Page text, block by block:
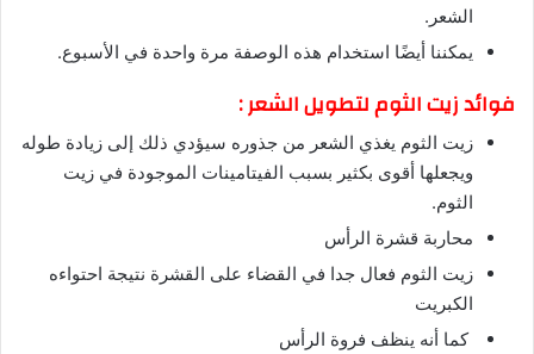
الشعر.
يمكننا أيضًا استخدام هذه الوصفة مرة واحدة في الأسبوع.
فوائد زيت الثوم لتطويل الشعر :
زيت الثوم يغذي الشعر من جذوره سيؤدي ذلك إلى زيادة طوله
ويجعلها أقوى بكثير بسبب الفيتامينات الموجودة في زيت
الثوم.
محاربة قشرة الرأس
زيت الثوم فعال جدا في القضاء على القشرة نتيجة احتواءه
الكبريت
كما أنه ينظف فروة الرأس